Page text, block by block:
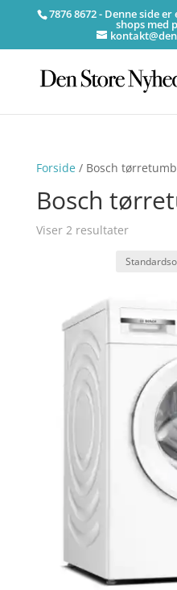
7876 8672 - Denne side
shops med
Forside/ Bosch
Bosch
Viser 2 resultater